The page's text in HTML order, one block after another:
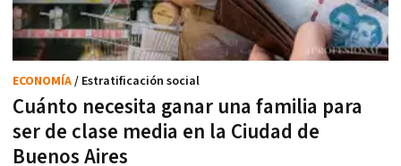
Cuánto necesita ganar una familia para
ser de clase media en la Ciudad de
Buenos Aires
ECONOMÍA/ Estratificación social